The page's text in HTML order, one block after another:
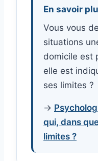
En savoir
Vous vous
situations
domicile est
elle est
ses limites ?
→
qui, dans
limites ?